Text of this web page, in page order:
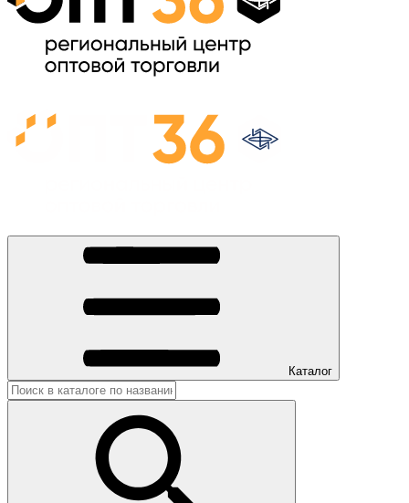
Каталог